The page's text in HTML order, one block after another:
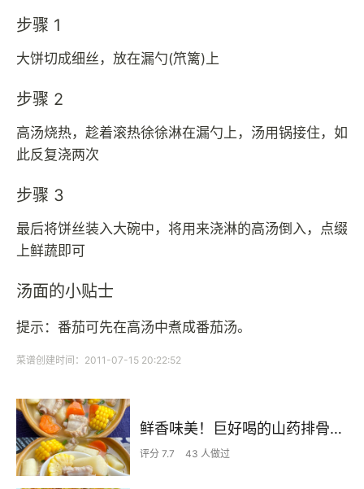
步骤 1
大饼切成细丝，放在漏勺(笊篱)上
步骤 2
高汤烧热，趁着滚热徐徐淋在漏勺上，汤用锅接住，如
此反复浇两次
步骤 3
最后将饼丝装入大碗中，将用来浇淋的高汤倒入，点缀
上鲜蔬即可
汤面的小贴士
提示：番茄可先在高汤中煮成番茄汤。
菜谱创建时间：2011-07-15 20:22:52
鲜香味美！巨好喝的山药排骨汤！！
评分 7.7 43 人做过